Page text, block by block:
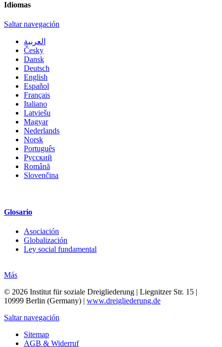
Idiomas
Saltar navegación
العربية
Česky
Dansk
Deutsch
English
Español
Français
Italiano
Latviešu
Magyar
Nederlands
Norsk
Português
Русский
Română
Slovenčina
Glosario
Asociación
Globalización
Ley social fundamental
Más
© 2026 Institut für soziale Dreigliederung | Liegnitzer Str. 15 |
10999 Berlin (Germany) | www.dreigliederung.de
Saltar navegación
Sitemap
AGB & Widerruf